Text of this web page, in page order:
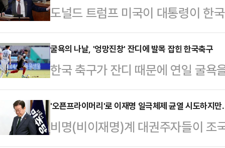
먼저입니다' 발간 기념 북콘서트를
다. 가짜 뉴스가 난무하고 별별 왜
"그간 나에 대한 공격이 오면 웬만
러지 않겠다"고 강조했다.그는 "잘
을 개선해야 한다"며…
도널드 트럼프 미국이 대통령이 한
이 군사적 도움을 주는 미국에 높은
정 대우하는 나라 중 하나로 지목했
이 받기로 한 보조금을 주지 말도록
한국을 겨냥한 듯한 발언을 쏟아낸
통령은 4일(현지시간) 워싱턴DC
시간 40분에 걸친 상·하원 합동 연
굴욕의 나날, '엉망진창' 잔디에 발목 잡힌 한국축구
한국 축구가 잔디 때문에 연일 굴욕
그(EPL) 스타 출신의 제시 린가드
사진 한 장을 올리면서 ‘분노’와 ‘
치 라운딩을 심하게 한 골프장 잔디
'오픈프라이머리'로 이재명 일극체제 균열 시도하지
비명(비이재명)계 대권주자들이 조